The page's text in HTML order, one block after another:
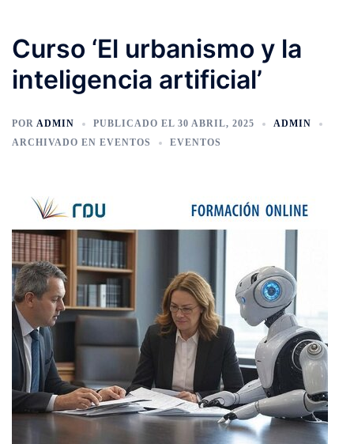
Curso ‘El urbanismo y la
inteligencia artificial’
POR ADMIN PUBLICADO EL 30 ABRIL, 2025
ADMIN
ARCHIVADO EN EVENTOS EVENTOS